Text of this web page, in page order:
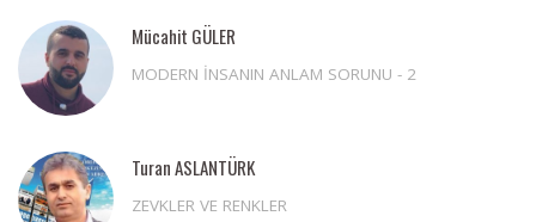
Mücahit GÜLER
MODERN İNSANIN ANLAM SORUNU - 2
Turan ASLANTÜRK
ZEVKLER VE RENKLER